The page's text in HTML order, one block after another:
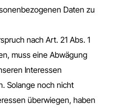
Daten zu
nach Art. 21 Abs. 1
muss eine Abwägung
Interessen
Solange noch nicht
überwiegen, haben